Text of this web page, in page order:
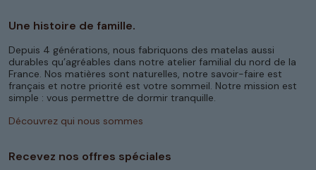
Une histoire de famille.
Depuis 4 générations, nous fabriquons des matelas aussi
durables qu’agréables dans notre atelier familial du nord de la
France. Nos matières sont naturelles, notre savoir-faire est
français et notre priorité est votre sommeil. Notre mission est
simple : vous permettre de dormir tranquille.
Découvrez qui nous sommes
Recevez nos offres spéciales